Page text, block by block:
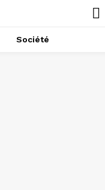
Société